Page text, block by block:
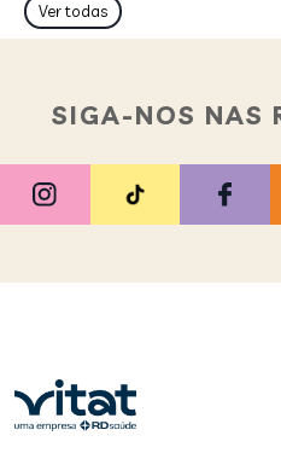
Ver todas
SIGA-NOS NAS